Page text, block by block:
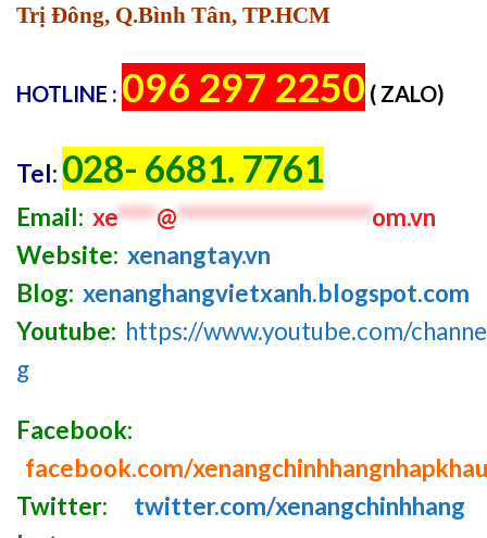
Trị Đông, Q.Bình Tân, TP.HCM
HOTLINE : 096 297 2250 ( ZALO)
Tel: 028- 6681. 7761
Email: xe****@********************om.vn
Website: xenangtay.vn
Blog: xenanghangvietxanh.blogspot.com
Youtube: https://www.youtube.com/
g
Facebook:
facebook.com/xenangchinhhangnhapkhau
Twitter:
twitter.com/xenangchinhhang